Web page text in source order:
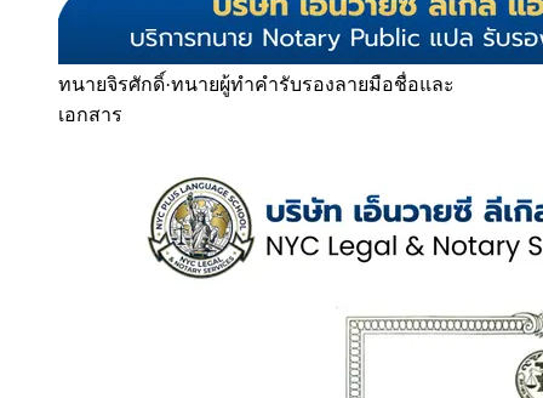
ทนายจิรศักดิ์·ทนายผู้ทำคำรับรองลายมือชื่อและ
เอกสาร